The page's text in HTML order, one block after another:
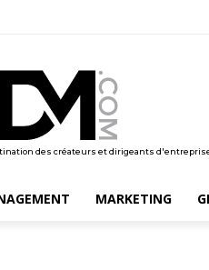
des créateurs et dirigeants
MARKETING